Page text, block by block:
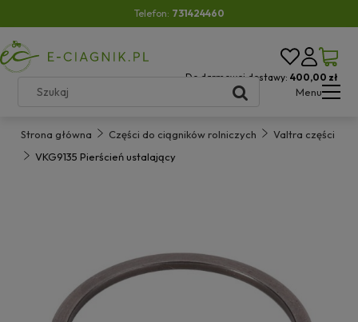
Telefon: 731424460
Do darmowej dostawy: 400,00 zł
Menu
Strona główna Części do ciągników rolniczych
Valtra części
VKG9135 Pierścień ustalający